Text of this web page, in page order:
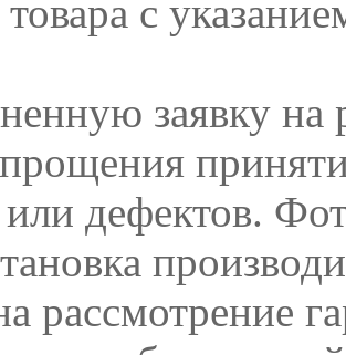
товара с
заявку на
дефектов.
рассмотрение